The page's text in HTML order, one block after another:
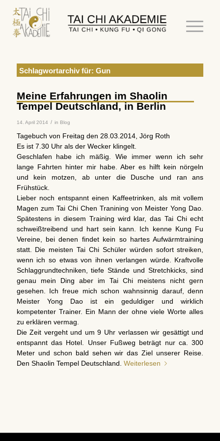
Schlagwortarchiv für: Gun
Meine Erfahrungen im Shaolin
Tempel Deutschland, in Berlin
14. April 2014 / in Blog
Tagebuch von Freitag den 28.03.2014, Jörg Roth
Es ist 7.30 Uhr als der Wecker klingelt.
Geschlafen habe ich mäßig. Wie immer wenn ich sehr
lange Fahrten hinter mir habe. Aber es hilft kein nörgeln
und kein motzen, ab unter die Dusche und ran ans
Frühstück.
Lieber noch entspannt einen Kaffeetrinken, als mit vollem
Magen zum Tai Chi Chen Tranining von Meister Yong Dao.
Spätestens in diesem Training wird klar, das Tai Chi echt
schweißtreibend und hart sein kann. Ich kenne Kung Fu
Vereine, bei denen findet kein so hartes Aufwärmtraining
statt. Die meisten Tai Chi Schüler würden sofort streiken,
wenn ich so etwas von ihnen verlangen würde. Kraftvolle
Schlaggrundtechniken, tiefe Stände und Stretchkicks, sind
genau mein Ding aber im Tai Chi meistens nicht gern
gesehen. Ich freue mich schon wahnsinnig darauf, denn
Meister Yong Dao ist ein geduldiger und wirklich
kompetenter Trainer. Ein Mann der ohne viele Worte alles
zu erklären vermag.
Die Zeit vergeht und um 9 Uhr verlassen wir gesättigt und
entspannt das Hotel. Unser Fußweg beträgt nur ca. 300
Meter und schon bald sehen wir das Ziel unserer Reise.
Den Shaolin Tempel Deutschland. Weiterlesen